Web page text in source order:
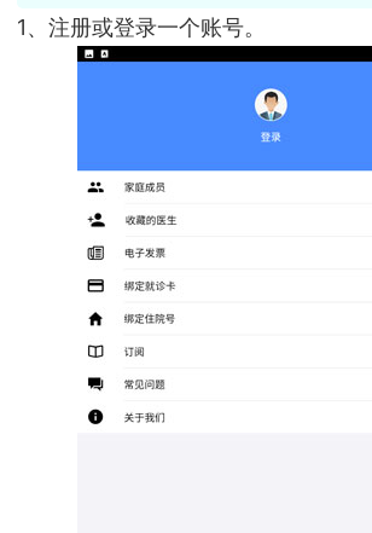
1、注册或登录一个账号。